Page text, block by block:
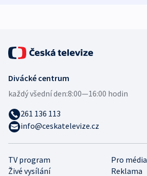
TV program
Pro média
Živé vysílání
Reklama
Divácké centrum
každý všední den:8:00—16:00 hodin
261 136 113
info@ceskatelevize.cz